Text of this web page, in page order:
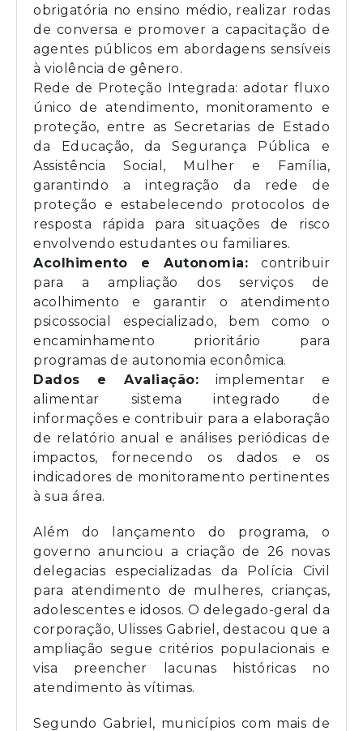
obrigatória no ensino médio, realizar rodas
de conversa e promover a capacitação de
agentes públicos em abordagens sensíveis
à violência de gênero.
Rede de Proteção Integrada: adotar fluxo
único de atendimento, monitoramento e
proteção, entre as Secretarias de Estado
da Educação, da Segurança Pública e
Assistência Social, Mulher e Família,
garantindo a integração da rede de
proteção e estabelecendo protocolos de
resposta rápida para situações de risco
envolvendo estudantes ou familiares.
Acolhimento e Autonomia: contribuir
para a ampliação dos serviços de
acolhimento e garantir o atendimento
psicossocial especializado, bem como o
encaminhamento prioritário para
programas de autonomia econômica.
Dados e Avaliação: implementar e
alimentar sistema integrado de
informações e contribuir para a elaboração
de relatório anual e análises periódicas de
impactos, fornecendo os dados e os
indicadores de monitoramento pertinentes
à sua área.
Além do lançamento do programa, o
governo anunciou a criação de 26 novas
delegacias especializadas da Polícia Civil
para atendimento de mulheres, crianças,
adolescentes e idosos. O delegado-geral da
corporação, Ulisses Gabriel, destacou que a
ampliação segue critérios populacionais e
visa preencher lacunas históricas no
atendimento às vítimas.
Segundo Gabriel, municípios com mais de